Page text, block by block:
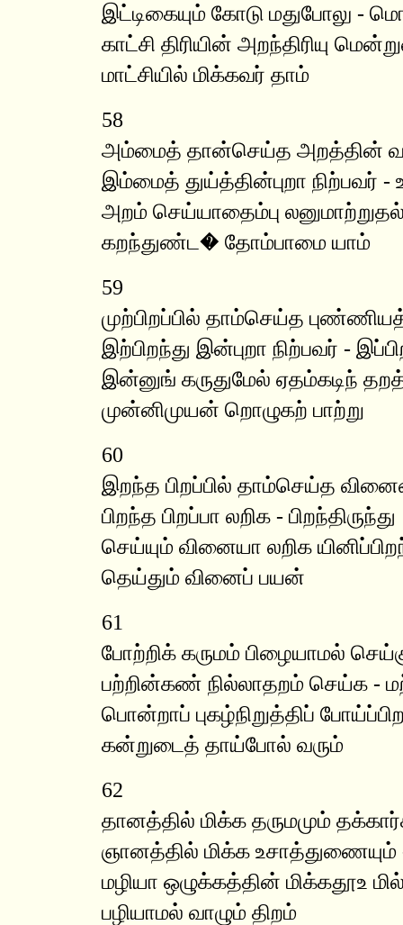
இட்டிகையும் கோடு மதுபோலு -
காட்சி திரியின் அறந்திரியு
மாட்சியில் மிக்கவர் தாம்
58
அம்மைத் தான்செய்த அறத்தின்
இம்மைத் துய்த்தின்புறா நிற்பவர் -
அறம் செய்யாதைம்பு
கறந்துண்ட� தோம்பாமை யாம்
59
முற்பிறப்பில் தாம்செய்த
இற்பிறந்து இன்புறா நிற்பவர் -
இன்னுங் கருதுமேல் ஏதம்கடிந்
முன்னிமுயன் றொழுகற் பாற்று
60
இறந்த பிறப்பில் தாம்செய்த
பிறந்த பிறப்பா லறிக - பிறந்திருந்து
செய்யும் வினையா லறிக
தெய்தும் வினைப் பயன்
61
போற்றிக் கருமம் பிழையாமல்
பற்றின்கண் நில்லாதறம் செய்க -
பொன்றாப் புகழ்நிறுத்திப்
கன்றுடைத் தாய்போல் வரும்
62
தானத்தில் மிக்க தருமமும்
ஞானத்தில் மிக்க
மழியா ஒழுக்கத்தின் மிக்கதூஉ
பழியாமல் வாழும் திறம்